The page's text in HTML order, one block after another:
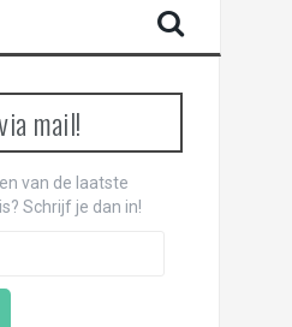
mail!
van de laatste
Schrijf je dan in!